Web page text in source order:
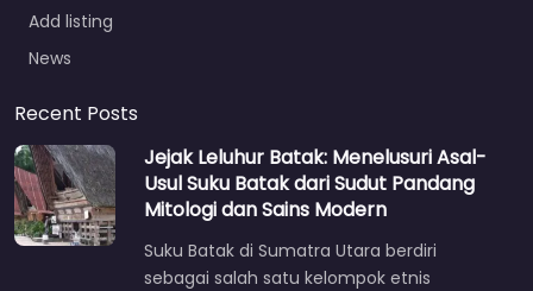
Add listing
News
Recent Posts
Jejak Leluhur Batak: Menelusuri Asal-
Usul Suku Batak dari Sudut Pandang
Mitologi dan Sains Modern
Suku Batak di Sumatra Utara berdiri
sebagai salah satu kelompok etnis